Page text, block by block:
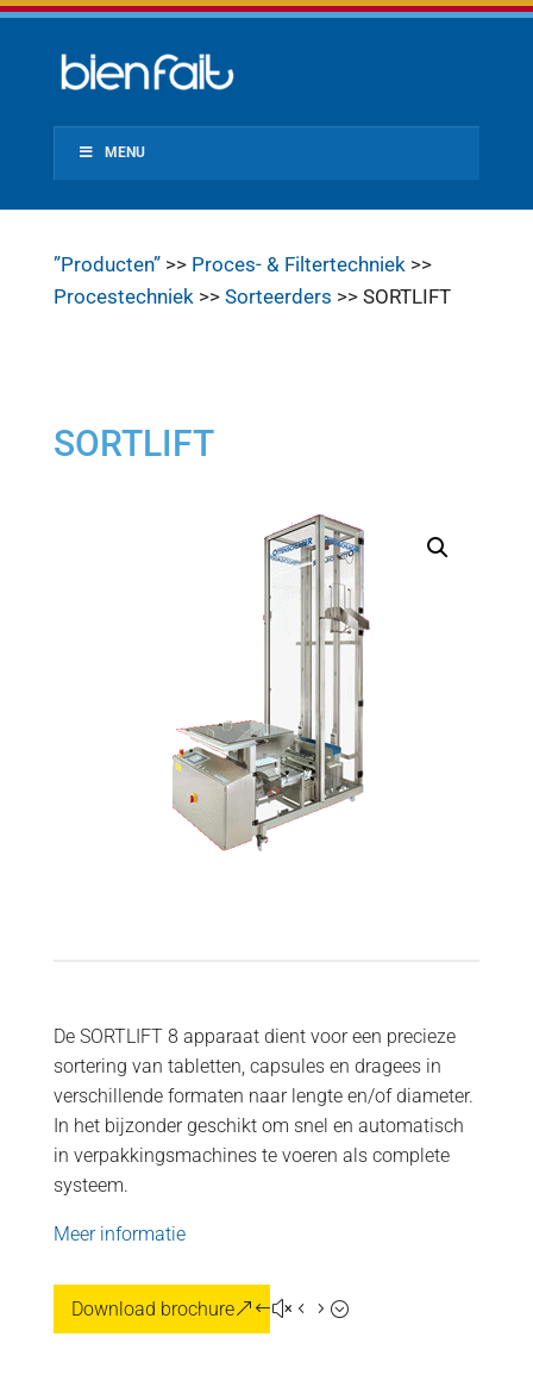
MENU
”Producten”>> Proces- & Filtertechniek>>
Procestechniek>> Sorteerders >> SORTLIFT
SORTLIFT
De SORTLIFT 8 apparaat dient voor een precieze
sortering van tabletten, capsules en dragees in
verschillende formaten naar lengte en/of diameter.
In het bijzonder geschikt om snel en automatisch
in verpakkingsmachines te voeren als complete
systeem.
Meer informatie
Download brochure